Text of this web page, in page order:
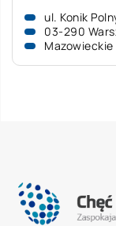
ul. Konik
03-290
Mazowieckie